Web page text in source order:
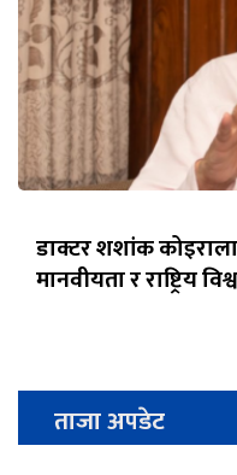
डाक्टर शशांक
मानवीयता र राष्ट्रिय
ताजा अपडेट